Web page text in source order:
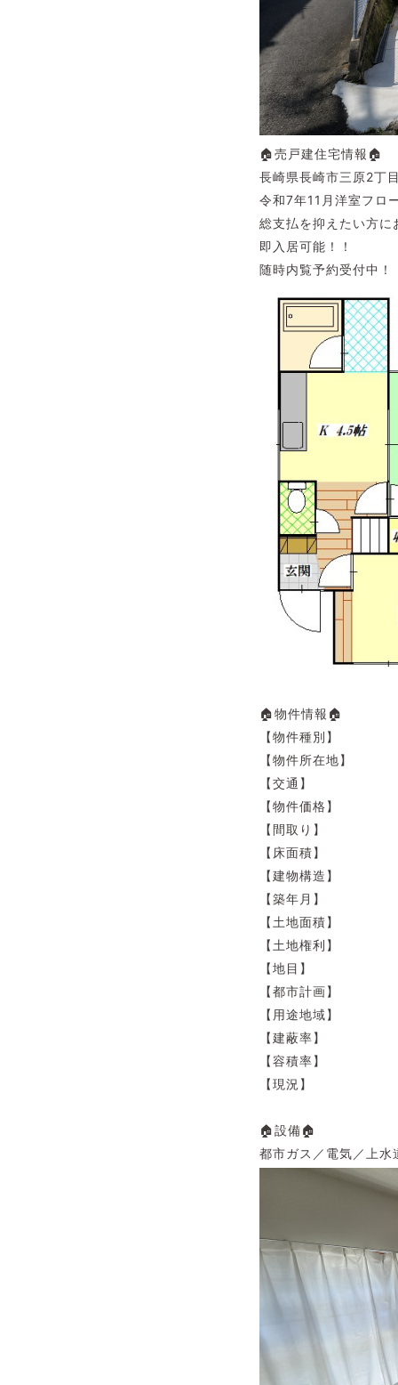
🏠売戸建住宅情報🏠
長崎県長崎市三原2丁
令和7年11月洋室フロ
総支払を抑えたい方
即入居可能！！
随時内覧予約受付中！
🏠物件情報🏠
【物件種別
【物件所在地】
【交通】 「
【物件価格
【間取り】 4
【床面積
【建物構造
【築年月】
【土地面積】
【土地権利
【地目
【都市計画
【用途地域
【建蔽率
【容積率
【現況】
🏠設備🏠
都市ガス／電気／上